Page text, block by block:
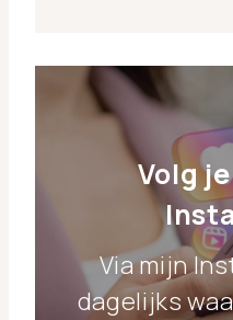
Volg
Via mijn
dagelijks